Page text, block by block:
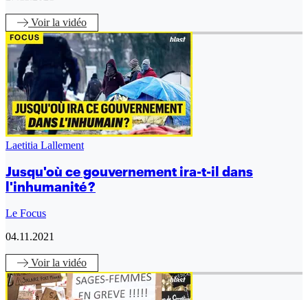
Voirla vidéo
Laetitia Lallement
Jusqu'où ce gouvernement ira-t-il dans
l'inhumanité ?
Le Focus
04.11.2021
Voirla vidéo